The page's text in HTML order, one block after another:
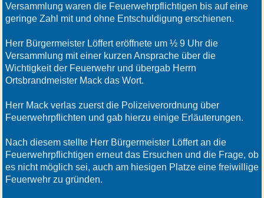
Versammlung waren die Feuerwehrpflichtigen bis auf eine
geringe Zahl mit und ohne Entschuldigung erschienen.
Herr Bürgermeister Löffert eröffnete um ½ 9 Uhr die
Versammlung mit einer kurzen Ansprache über die
Wichtigkeit der Feuerwehr und übergab Herrn
Ortsbrandmeister Mack das Wort.
Herr Mack verlas zuerst die Polizeiverordnung über
Feuerwehrpflichten und gab hierzu einige Erläuterungen.
Nach diesem stellte Herr Bürgermeister Löffert an die
Feuerwehrpflichtigen erneut das Ersuchen und die Frage, ob
es nicht möglich sei, auch am hiesigen Platze eine freiwillige
Feuerwehr zu gründen.